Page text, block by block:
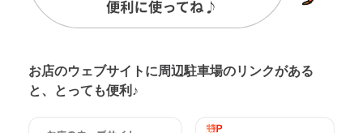
お店のウェブサイトに周辺駐車場のリンクがある
と、とっても便利♪